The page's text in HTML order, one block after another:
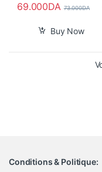
69.000DA 73.000DA
Buy Now
Conditions & Politique: